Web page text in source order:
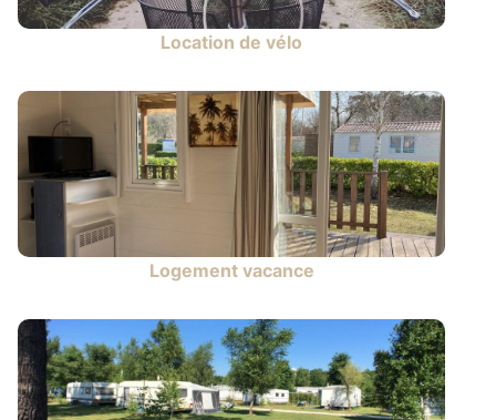
Location de vélo
Logement vacance